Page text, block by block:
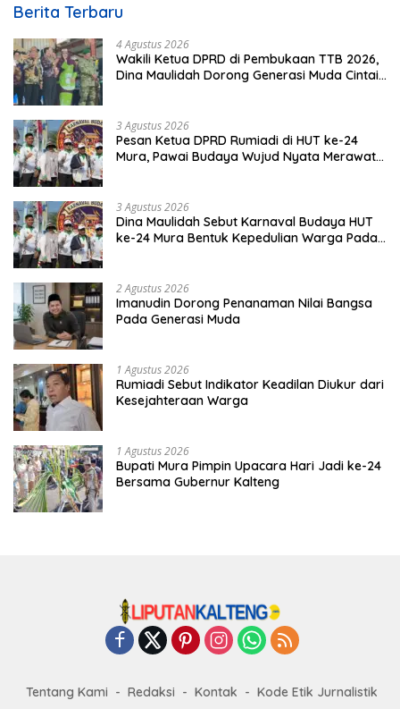
Berita Terbaru
4 Agustus 2026
Wakili Ketua DPRD di Pembukaan TTB 2026,
Dina Maulidah Dorong Generasi Muda Cintai
3 Agustus 2026
Pesan Ketua DPRD Rumiadi di HUT ke-24
Mura, Pawai Budaya Wujud Nyata Merawat
3 Agustus 2026
Dina Maulidah Sebut Karnaval Budaya HUT
ke-24 Mura Bentuk Kepedulian Warga Pada
2 Agustus 2026
Imanudin Dorong Penanaman Nilai Bangsa
Pada Generasi Muda
1 Agustus 2026
Rumiadi Sebut Indikator Keadilan Diukur dari
Kesejahteraan Warga
1 Agustus 2026
Bupati Mura Pimpin Upacara Hari Jadi ke-24
Bersama Gubernur Kalteng
Tentang Kami Redaksi Kontak
Kode Etik Jurnalistik